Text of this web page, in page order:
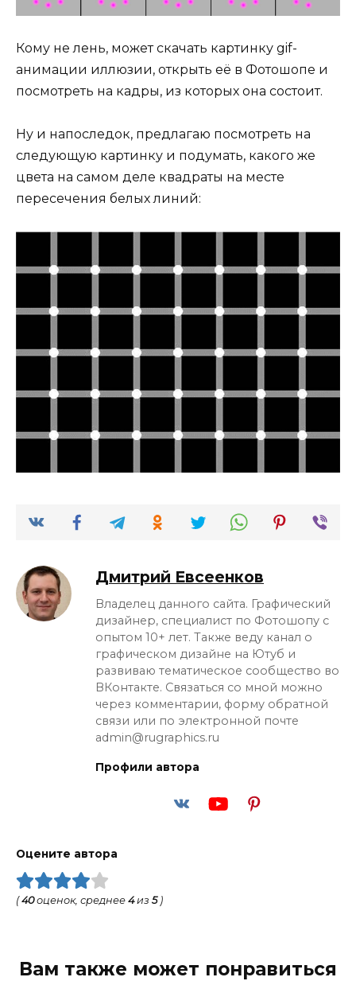
Кому не лень, может скачать картинку gif-
анимации иллюзии, открыть её в Фотошопе и
посмотреть на кадры, из которых она состоит.
Ну и напоследок, предлагаю посмотреть на
следующую картинку и подумать, какого же
цвета на самом деле квадраты на месте
пересечения белых линий:
Дмитрий Евсеенков
Владелец данного сайта. Графический
дизайнер, специалист по Фотошопу с
опытом 10+ лет. Также веду канал о
графическом дизайне на Ютуб и
развиваю тематическое сообщество во
ВКонтакте. Связаться со мной можно
через комментарии, форму обратной
связи или по электронной почте
admin@rugraphics.ru
Профили автора
Оцените автора
(40оценок, среднее 4из 5)
Вам также может понравиться